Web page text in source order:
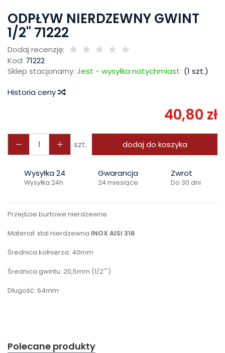
ODPŁYW NIERDZEWNY GWINT
1/2'' 71222
Dodaj recenzję:
Kod: 71222
Sklep stacjonarny: Jest - wysyłka natychmiast (1 szt.)
Historia ceny
40,80 zł
szt. dodaj do koszyka
Wysyłka 24
Wysyłka 24h
Gwarancja
24 miesiące
Zwrot
Do 30 dni
Przejście burtowe nierdzewne.
Materiał: stal nierdzewna INOX AISI 316
Średnica kołnierza: 40mm
Średnica gwintu: 20,5mm (1/2''')
Długość: 64mm
Polecane produkty